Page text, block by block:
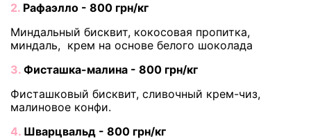
2. Рафаэлло - 800 грн/кг
Миндальный бисквит, кокосовая пропитка,
миндаль, крем на основе белого шоколада
3. Фисташка-малина - 800 грн/кг
Фисташковый бисквит, сливочный крем-чиз,
малиновое конфи.
4. Шварцвальд - 800 грн/кг